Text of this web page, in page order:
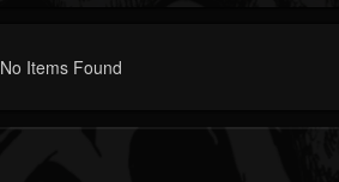
No Items Found